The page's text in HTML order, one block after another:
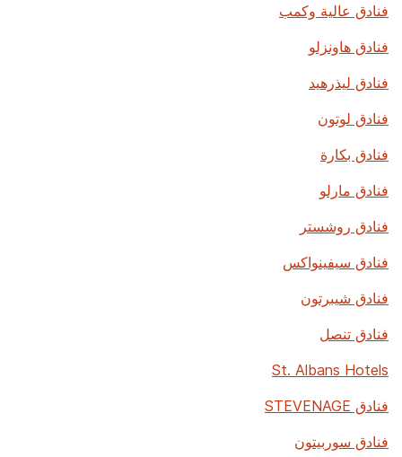
فنادق عالية وكمب
فنادق هاونزلو
فنادق ليذرهيد
فنادق لوتون
فنادق بكارة
فنادق مارلو
فنادق روشستر
فنادق سيفينواكس
فنادق شيبرتون
فنادق تنصل
St. Albans Hotels
فنادق STEVENAGE
فنادق سوربيتون